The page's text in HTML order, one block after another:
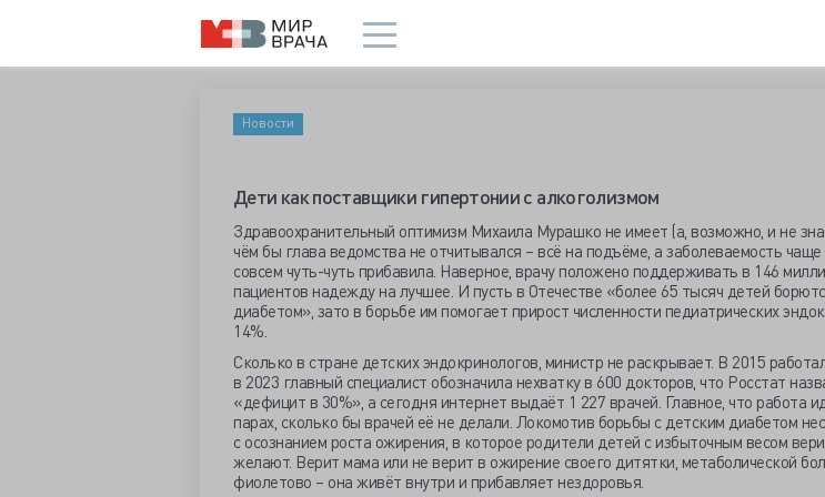
Новости
Дети как поставщики гипертонии с алкоголизмом
Здравоохранительный оптимизм Михаила Мурашко не имеет (а, возможно, и не
чём бы глава ведомства не отчитывался – всё на подъёме, а заболеваемость
совсем чуть-чуть прибавила. Наверное, врачу положено поддерживать в 146
пациентов надежду на лучшее. И пусть в Отечестве «более 65 тысяч детей
диабетом», зато в борьбе им помогает прирост численности педиатрических
14%.
Сколько в стране детских эндокринологов, министр не раскрывает. В 2015
в 2023 главный специалист обозначила нехватку в 600 докторов, что Росстат
«дефицит в 30%», а сегодня интернет выдаёт 1 227 врачей. Главное, что работа
парах, сколько бы врачей её не делали. Локомотив борьбы с детским диабетом
с осознанием роста ожирения, в которое родители детей с избыточным весом
желают. Верит мама или не верит в ожирение своего дитятки, метаболической
фиолетово – она живёт внутри и прибавляет нездоровья.